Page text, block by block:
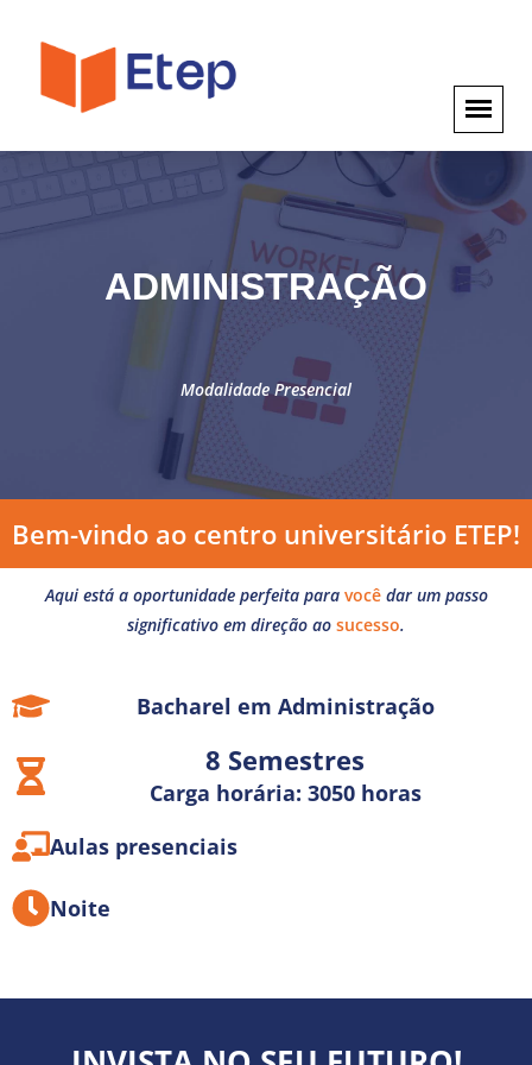
ADMINISTRAÇÃO
Modalidade Presencial
Bem-vindo ao centro universitário ETEP!
Aqui está a oportunidade perfeita para vocêdar um passo
significativo em direção ao sucesso.
Bacharel em Administração
8 Semestres
Carga horária: 3050 horas
Aulas presenciais
Noite